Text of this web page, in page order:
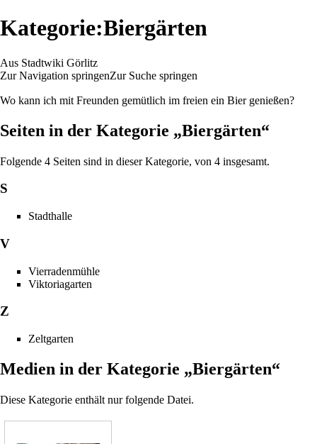
Kategorie:Biergärten
Aus Stadtwiki Görlitz
Zur Navigation springenZur Suche springen
Wo kann ich mit Freunden gemütlich im freien ein Bier genießen?
Seiten in der Kategorie „Biergärten“
Folgende 4 Seiten sind in dieser Kategorie, von 4 insgesamt.
S
Stadthalle
V
Vierradenmühle
Viktoriagarten
Z
Zeltgarten
Medien in der Kategorie „Biergärten“
Diese Kategorie enthält nur folgende Datei.